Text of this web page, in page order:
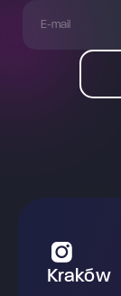
Kraków